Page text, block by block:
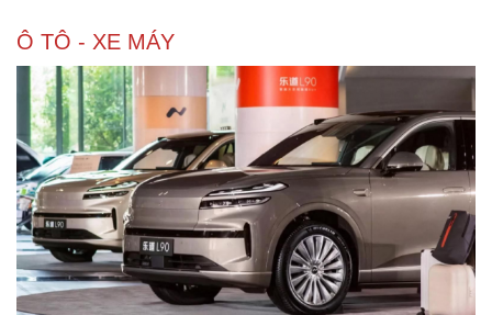
Ô TÔ - XE MÁY